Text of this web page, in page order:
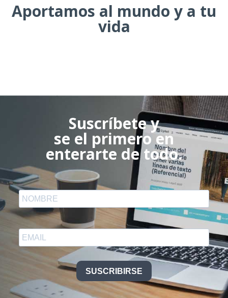
Aportamos al mundo y a tu
vida
Suscríbete y
se el primero en
enterarte de todo.
SUSCRIBIRSE